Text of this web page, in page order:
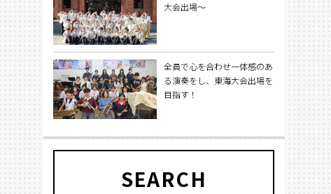
大会出場〜
全員で心を合わせ一体感のあ
る演奏をし、東海大会出場を
目指す！
SEARCH